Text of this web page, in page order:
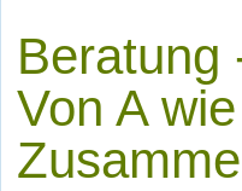
Beratung
Von A